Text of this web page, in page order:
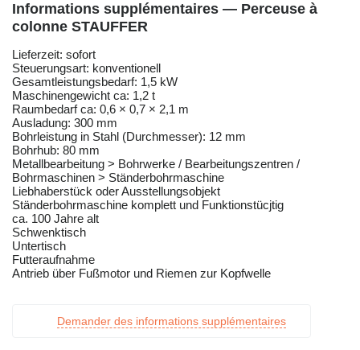
Informations supplémentaires — Perceuse à
colonne STAUFFER
Lieferzeit: sofort
Steuerungsart: konventionell
Gesamtleistungsbedarf: 1,5 kW
Maschinengewicht ca: 1,2 t
Raumbedarf ca: 0,6 × 0,7 × 2,1 m
Ausladung: 300 mm
Bohrleistung in Stahl (Durchmesser): 12 mm
Bohrhub: 80 mm
Metallbearbeitung > Bohrwerke / Bearbeitungszentren /
Bohrmaschinen > Ständerbohrmaschine
Liebhaberstück oder Ausstellungsobjekt
Ständerbohrmaschine komplett und Funktionstücjtig
ca. 100 Jahre alt
Schwenktisch
Untertisch
Futteraufnahme
Antrieb über Fußmotor und Riemen zur Kopfwelle
Demander des informations supplémentaires